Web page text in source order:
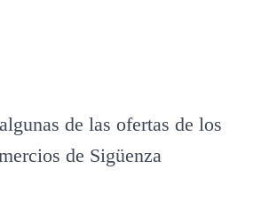
de las ofertas de los
de Sigüenza